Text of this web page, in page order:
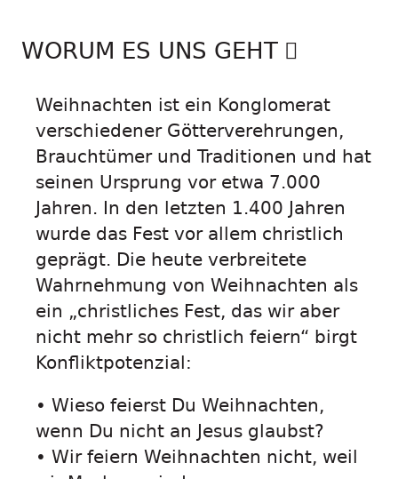
WORUM ES UNS GEHT
Weihnachten ist ein Konglomerat
verschiedener Götterverehrungen,
Brauchtümer und Traditionen und hat
seinen Ursprung vor etwa 7.000
Jahren. In den letzten 1.400 Jahren
wurde das Fest vor allem christlich
geprägt. Die heute verbreitete
Wahrnehmung von Weihnachten als
ein „christliches Fest, das wir aber
nicht mehr so christlich feiern“ birgt
Konfliktpotenzial:
• Wieso feierst Du Weihnachten,
wenn Du nicht an Jesus glaubst?
• Wir feiern Weihnachten nicht, weil